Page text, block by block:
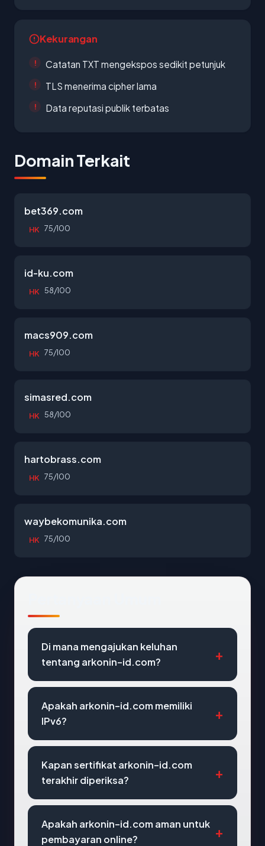
Kekurangan
Catatan TXT mengekspos sedikit petunjuk
TLS menerima cipher lama
Data reputasi publik terbatas
Domain Terkait
bet369.com
HK 75/100
id-ku.com
HK 58/100
macs909.com
HK 75/100
simasred.com
HK 58/100
hartobrass.com
HK 75/100
waybekomunika.com
HK 75/100
Di mana mengajukan keluhan
tentang arkonin-id.com?
Apakah arkonin-id.com memiliki
IPv6?
Kapan sertifikat arkonin-id.com
terakhir diperiksa?
Apakah arkonin-id.com aman untuk
pembayaran online?